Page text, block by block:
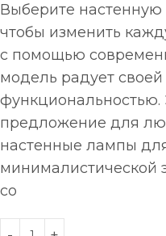
Выберите настенную
чтобы изменить
с помощью
модель радует
функциональностью.
предложение для
настенные лампы
минималистической
со